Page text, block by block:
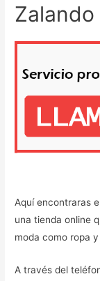
Aquí encontraras
una tienda online
moda como ropa
A través del